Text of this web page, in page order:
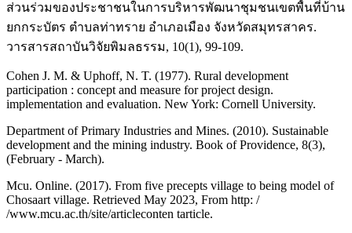
ส่วนร่วมของประชาชนในการบริหารพัฒนาชุมชนเขตพื้นที่บ้าน
ยกกระบัตร ตำบลท่าทราย อำเภอเมือง จังหวัดสมุทรสาคร.
วารสารสถาบันวิจัยพิมลธรรม, 10(1), 99-109.
Cohen J. M. & Uphoff, N. T. (1977). Rural development
participation : concept and measure for project design.
implementation and evaluation. New York: Cornell University.
Department of Primary Industries and Mines. (2010). Sustainable
development and the mining industry. Book of Providence, 8(3),
(February - March).
Mcu. Online. (2017). From five precepts village to being model of
Chosaart village. Retrieved May 2023, From http: /
/www.mcu.ac.th/site/articleconten tarticle.